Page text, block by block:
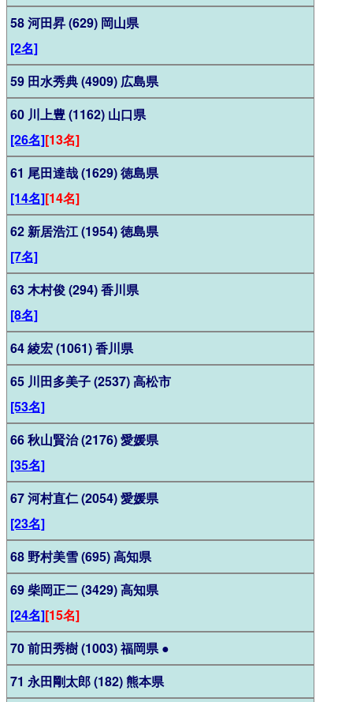
58 河田昇 (629) 岡山県
[2名]
59 田水秀典 (4909) 広島県
60 川上豊 (1162) 山口県
[26名][13名]
61 尾田達哉 (1629) 徳島県
[14名][14名]
62 新居浩江 (1954) 徳島県
[7名]
63 木村俊 (294) 香川県
[8名]
64 綾宏 (1061) 香川県
65 川田多美子 (2537) 高松市
[53名]
66 秋山賢治 (2176) 愛媛県
[35名]
67 河村直仁 (2054) 愛媛県
[23名]
68 野村美雪 (695) 高知県
69 柴岡正二 (3429) 高知県
[24名][15名]
70 前田秀樹 (1003) 福岡県●
71 永田剛太郎 (182) 熊本県